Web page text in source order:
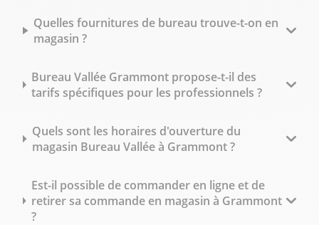
Quelles fournitures de bureau trouve-t-on en
magasin ?
Bureau Vallée Grammont propose-t-il des
tarifs spécifiques pour les professionnels ?
Quels sont les horaires d'ouverture du
magasin Bureau Vallée à Grammont ?
Est-il possible de commander en ligne et de
retirer sa commande en magasin à Grammont
?